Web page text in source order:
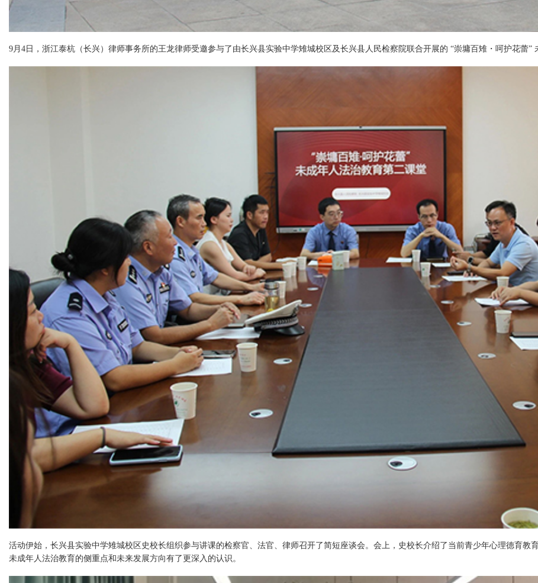
9月4日，浙江泰杭（长兴）律师事务所的王龙律师受邀参与了由长兴县实验中学雉城校区及长兴县人民检察院联合开展的 “崇墉百雉・呵护花蕾”
活动伊始，长兴县实验中学雉城校区史校长组织参与讲课的检察官、法官、律师召开了简短座谈会。会上，史校长介绍了当前青少年心理德育
未成年人法治教育的侧重点和未来发展方向有了更深入的认识。